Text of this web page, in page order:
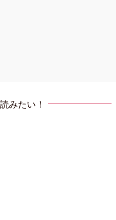
みたい！